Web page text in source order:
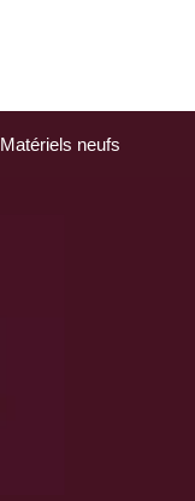
Matériels neufs